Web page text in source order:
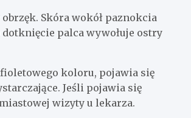
Skóra wokół paznokcia
dotknięcie palca wywołuje ostry
koloru, pojawia się
Jeśli pojawia się
wizyty u lekarza.